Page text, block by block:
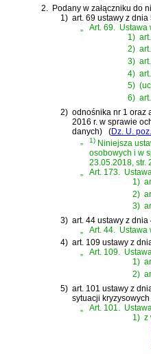
2.
Podany w załączniku do
1) art. 69 ustawy z
Art. 69.
Ustawa
1)
2)
3)
4)
5)
6)
2) odnośnika nr 1 oraz
2016 r. w sprawie
danych)
(Dz. U.
„
1) Niniejsza
osobowych i w
23.05.2018, str.
„
Art. 173.
1)
2)
3)
3) art. 44 ustawy z
„
Art. 44. Ustawa
4) art. 109 ustawy z
„
Art. 109.
1)
2)
5) art. 101 ustawy z
sytuacji
Art. 101.
1) z